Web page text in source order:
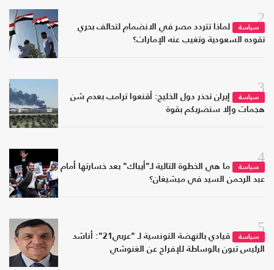
2
سياسة
لماذا تتردد مصر في الانضمام لتحالف بحري
تقوده السعودية وتغيب عنه الإمارات؟
3
سياسة
إيران تحذر دول الخليج: أقنعوا ترامب بعدم شن
هجمات وإلا سنضربكم بقوة
4
سياسة
ما هي الخطوة التالية لـ"أيباك" بعد خسارتها أمام
عبد الرحمن السيد في ميشيغان؟
5
سياسة
قيادي بالنهضة التونسية لـ "عربي21": أناشد
الرئيس تبون بالوساطة للإفراج عن الغنوشي